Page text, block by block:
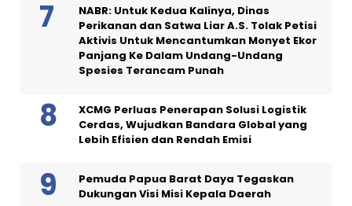
NABR: Untuk Kedua Kalinya, Dinas
Perikanan dan Satwa Liar A.S. Tolak Petisi
Aktivis Untuk Mencantumkan Monyet Ekor
Panjang Ke Dalam Undang-Undang
Spesies Terancam Punah
XCMG Perluas Penerapan Solusi Logistik
Cerdas, Wujudkan Bandara Global yang
Lebih Efisien dan Rendah Emisi
Pemuda Papua Barat Daya Tegaskan
Dukungan Visi Misi Kepala Daerah